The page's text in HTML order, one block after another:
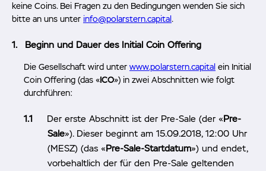
keine Coins. Bei Fragen zu den Bedingungen wenden Sie sich
bitte an uns unter info@polarstern.capital.
Beginn und Dauer des Initial Coin Offering
Die Gesellschaft wird unter www.polarstern.capital ein Initial
Coin Offering (das «ICO») in zwei Abschnitten wie folgt
durchführen:
Der erste Abschnitt ist der Pre-Sale (der «Pre-
Sale»). Dieser beginnt am 15.09.2018, 12:00 Uhr
(MESZ) (das «Pre-Sale-Startdatum») und endet,
vorbehaltlich der für den Pre-Sale geltenden